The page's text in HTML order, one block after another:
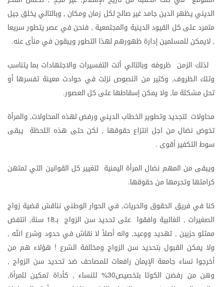
الديني يظهرالدينجامدغيرصالحلكل زمان ومكان , وبالتالي يخلقجيل
متمردعلى كل القيودالدينية والمجتمعية , فنحن في عصريتطور سريعا
, لايمكن للمسلمين إدارة ظهورهم لهذا التطورويبقون في منأىعنه.
لذلك الزمن ظروفه وبالتالي أتت التفسيرات والاجتهادات بما يتناسب
وتلك الظروف, وكثير من النصوص نزلت في حوادث معينة تفسرها أو
تحل مشكلة ما, ولايمكن إسقاطهاعلى كل العصور.
محاولات لتجديدوتطويرالخطاب الديني ورفض لهذه المحاولات, والمرأة
تخوض نضال من اجل انتزاع حقوقها , لكن حتى هذه اللحظة يبقى
سوطالتكفيرأقوى .
ويبقى من المهم نضال المرأة اليمنية لتغيير كل القوانين التي تمتهن
كرامتها وتحرمها منحقوقها.
كنا في فريق الحقوق والحريات, في الحوار الوطني نناقش قضية زواج
الصغيرات , الغالبية وافقوا على تحديد سن الزواج بــ18 سنة, انتفض
ممثلو حزبين , تهديد ووعيد, وانه أصلاً لا نقاش في حدود وشرع الله ,
ولا يمكن القبول بتحديد سن الزواج ومخالفة الشرع ! هؤلاء هم من
أخرجوا نساء جامعة الإيمان رافعات للمصاحف ضد تحديد سن الزواج ,
وهن من رفضن الكوتا بتخصيص30% للنساء , كأداة تمكين للمرأة,